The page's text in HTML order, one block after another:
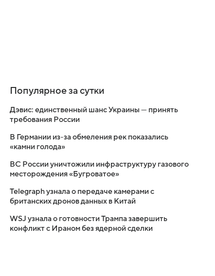
Популярное за сутки
Дэвис: единственный шанс Украины — принять
требования России
В Германии из-за обмеления рек показались
«камни голода»
ВС России уничтожили инфраструктуру газового
месторождения «Бугроватое»
Telegraph узнала о передаче камерами с
британских дронов данных в Китай
WSJ узнала о готовности Трампа завершить
конфликт с Ираном без ядерной сделки